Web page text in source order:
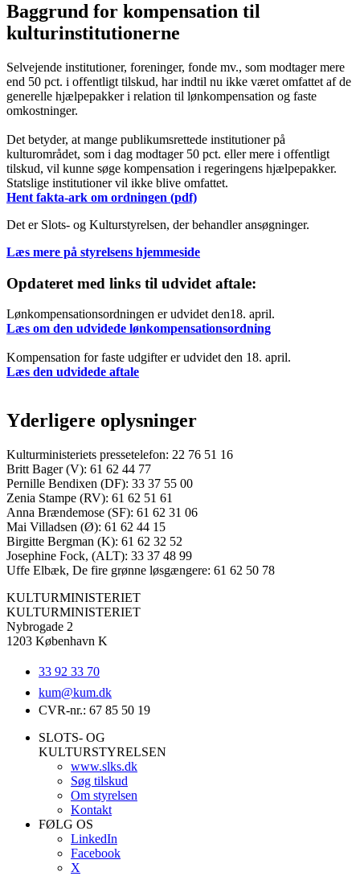
Baggrund for kompensation til
kulturinstitutionerne
Selvejende institutioner, foreninger, fonde mv., som modtager mere
end 50 pct. i offentligt tilskud, har indtil nu ikke været omfattet af de
generelle hjælpepakker i relation til lønkompensation og faste
omkostninger.
Det betyder, at mange publikumsrettede institutioner på
kulturområdet, som i dag modtager 50 pct. eller mere i offentligt
tilskud, vil kunne søge kompensation i regeringens hjælpepakker.
Statslige institutioner vil ikke blive omfattet.
Hent fakta-ark om ordningen (pdf)
Det er Slots- og Kulturstyrelsen, der behandler ansøgninger.
Læs mere på styrelsens hjemmeside
Opdateret med links til udvidet aftale:
Lønkompensationsordningen er udvidet den18. april.
Læs om den udvidede lønkompensationsordning
Kompensation for faste udgifter er udvidet den 18. april.
Læs den udvidede aftale
Yderligere oplysninger
Kulturministeriets pressetelefon: 22 76 51 16
Britt Bager (V): 61 62 44 77
Pernille Bendixen (DF): 33 37 55 00
Zenia Stampe (RV): 61 62 51 61
Anna Brændemose (SF): 61 62 31 06
Mai Villadsen (Ø): 61 62 44 15
Birgitte Bergman (K): 61 62 32 52
Josephine Fock, (ALT): 33 37 48 99
Uffe Elbæk, De fire grønne løsgængere: 61 62 50 78
KULTURMINISTERIET
KULTURMINISTERIET
Nybrogade 2
1203 København K
33 92 33 70
kum@kum.dk
CVR-nr.: 67 85 50 19
SLOTS- OG
KULTURSTYRELSEN
www.slks.dk
Søg tilskud
Om styrelsen
Kontakt
FØLG OS
LinkedIn
Facebook
X